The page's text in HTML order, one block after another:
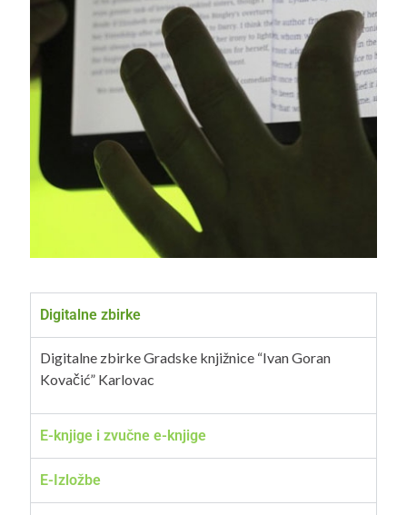
Digitalne zbirke
Digitalne zbirke Gradske knjižnice “Ivan Goran
Kovačić” Karlovac
E-knjige i zvučne e-knjige
E-Izložbe